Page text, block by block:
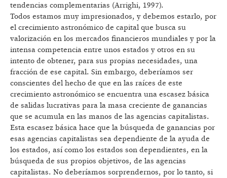
tendencias complementarias (Arrighi, 1997).
Todos estamos muy impresionados, y debemos estarlo, por
el crecimiento astronómico de capital que busca su
valorización en los mercados financieros mundiales y por la
intensa competencia entre unos estados y otros en su
intento de obtener, para sus propias necesidades, una
fracción de ese capital. Sin embargo, deberíamos ser
conscientes del hecho de que en las raíces de este
crecimiento astronómico se encuentra una escasez básica
de salidas lucrativas para la masa creciente de ganancias
que se acumula en las manos de las agencias capitalistas.
Esta escasez básica hace que la búsqueda de ganancias por
esas agencias capitalistas sea dependiente de la ayuda de
los estados, así como los estados son dependientes, en la
búsqueda de sus propios objetivos, de las agencias
capitalistas. No deberíamos sorprendernos, por lo tanto, si